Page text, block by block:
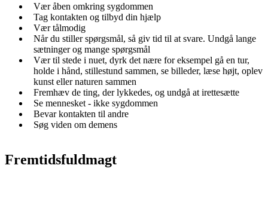
Vær åben omkring sygdommen
Tag kontakten og tilbyd din hjælp
Vær tålmodig
Når du stiller spørgsmål, så giv tid til at svare. Undgå lange
sætninger og mange spørgsmål
Vær til stede i nuet, dyrk det nære for eksempel gå en tur,
holde i hånd, stillestund sammen, se billeder, læse højt, oplev
kunst eller naturen sammen
Fremhæv de ting, der lykkedes, og undgå at irettesætte
Se mennesket - ikke sygdommen
Bevar kontakten til andre
Søg viden om demens
Fremtidsfuldmagt